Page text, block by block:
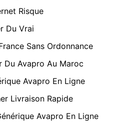
Risque
Du Vrai
Sans Ordonnance
Du Avapro Au Maroc
Avapro En Ligne
Livraison Rapide
Avapro En Ligne